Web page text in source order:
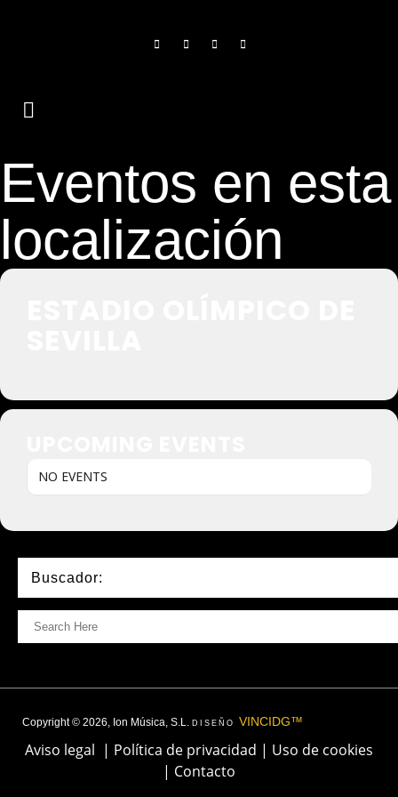
Eventos en esta
localización
NO EVENTS
Buscador:
Copyright © 2026, Ion Música, S.L. DISEÑO VINCIDG™
Aviso legal | Política de privacidad | Uso de cookies
| Contacto